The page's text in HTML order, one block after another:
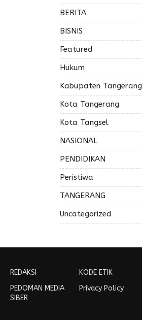
BERITA
BISNIS
Featured
Hukum
Kabupaten Tangerang
Kota Tangerang
Kota Tangsel
NASIONAL
PENDIDIKAN
Peristiwa
TANGERANG
Uncategorized
REDAKSI
PEDOMAN MEDIA
SIBER
KODE ETIK
Privacy Policy